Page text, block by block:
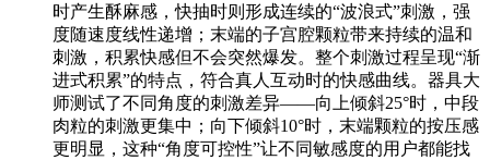
时产生酥麻感，快抽时则形成连续的“波浪式”刺激，强
度随速度线性递增；末端的子宫腔颗粒带来持续的温和
刺激，积累快感但不会突然爆发。整个刺激过程呈现“渐
进式积累”的特点，符合真人互动时的快感曲线。器具大
师测试了不同角度的刺激差异——向上倾斜25°时，中段
肉粒的刺激更集中；向下倾斜10°时，末端颗粒的按压感
更明显，这种“角度可控性”让不同敏感度的用户都能找